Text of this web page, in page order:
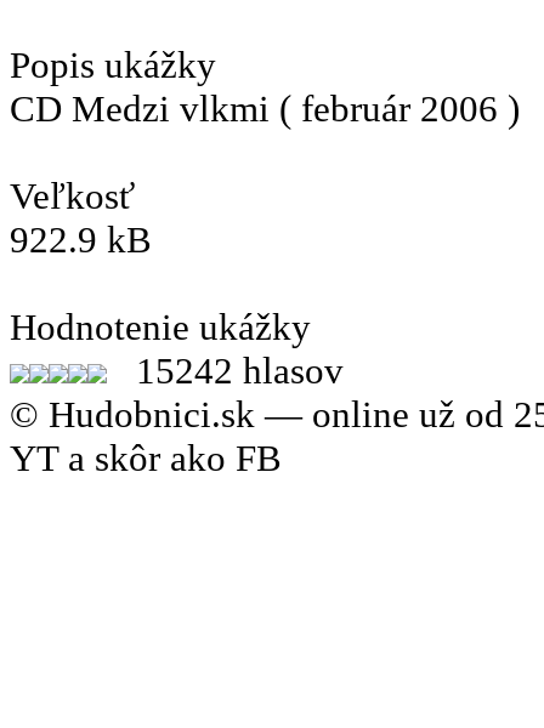
Popis ukážky
CD Medzi vlkmi ( február 2006 )
Veľkosť
922.9 kB
Hodnotenie ukážky
15242 hlasov
© Hudobnici.sk — online už od
YT a skôr ako FB